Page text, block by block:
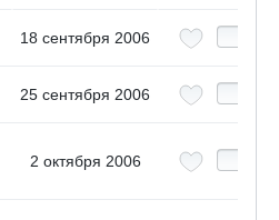
18 сентября 2006
25 сентября 2006
2 октября 2006